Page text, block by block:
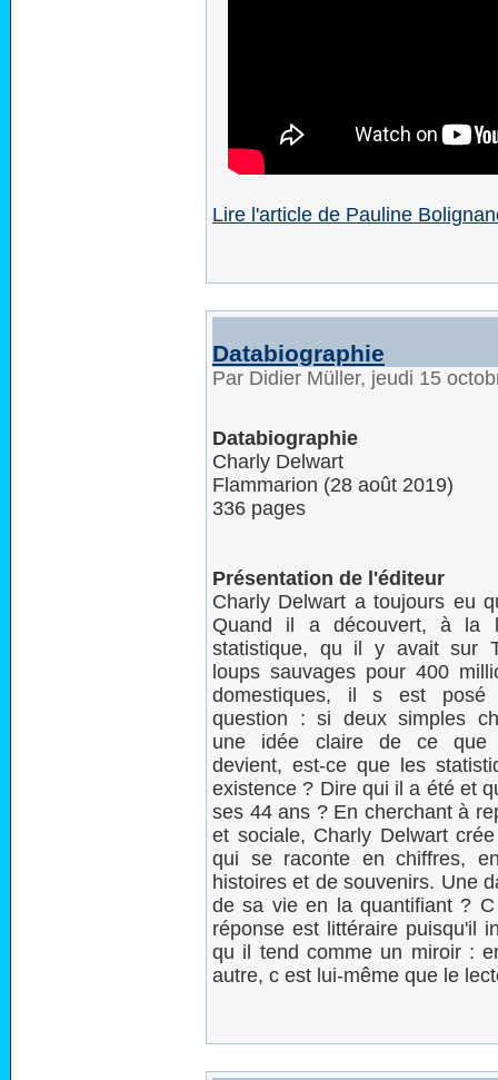
Lire l'article de Pauline
Databiographie
Par Didier Müller, jeudi 15
Databiographie
Charly Delwart
Flammarion (28 août 2019)
336 pages
Présentation de l'éditeur
Charly Delwart a toujours eu
Quand il a découvert, à la
statistique, qu il y avait sur
loups sauvages pour 400
domestiques, il s est posé
question : si deux simples
une idée claire de ce que
devient, est-ce que les
existence ? Dire qui il a été et
ses 44 ans ? En cherchant à
et sociale, Charly Delwart
qui se raconte en chiffres,
histoires et de souvenirs. Une
de sa vie en la quantifiant ?
réponse est littéraire puisqu'il
qu il tend comme un miroir :
autre, c est lui-même que le